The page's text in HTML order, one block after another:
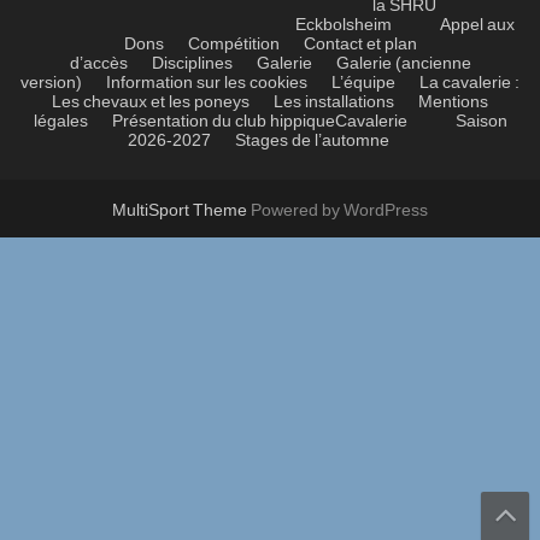
la SHRU
Eckbolsheim
Appel aux
Dons
Compétition
Contact et plan
d’accès
Disciplines Galerie
Galerie (ancienne
version)
Information sur les cookies L’équipe
La cavalerie :
Les chevaux et les poneys
Les installations
Mentions
légales
Présentation du club hippiqueCavalerie
Saison
2026-2027
Stages de l’automne
MultiSport Theme Powered by WordPress